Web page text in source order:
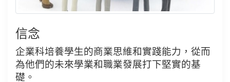
信念
企業科培養學生的商業思維和實踐能力，從而
為他們的未來學業和職業發展打下堅實的基
礎。